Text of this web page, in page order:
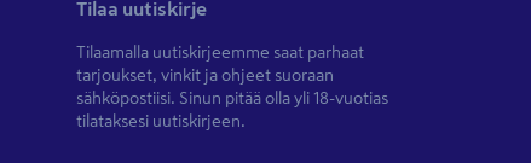
Tilaa uutiskirje
Tilaamalla uutiskirjeemme saat parhaat
tarjoukset, vinkit ja ohjeet suoraan
sähköpostiisi. Sinun pitää olla yli 18-vuotias
tilataksesi uutiskirjeen.